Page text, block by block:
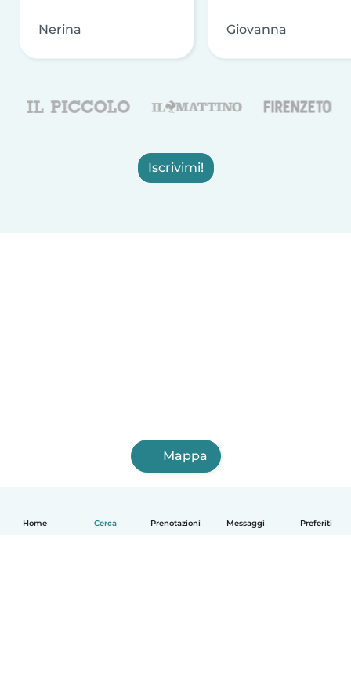
Home Cerca Prenotazioni Messaggi Preferiti
Nerina Giovanna
Iscrivimi!
Mappa